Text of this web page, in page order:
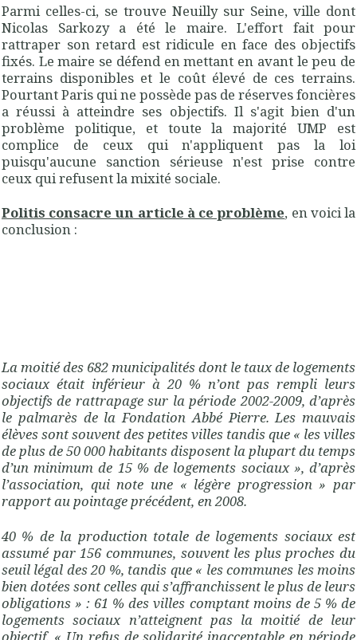
Parmi celles-ci, se trouve Neuilly sur Seine, ville dont
Nicolas Sarkozy a été le maire. L'effort fait pour
rattraper son retard est ridicule en face des objectifs
fixés. Le maire se défend en mettant en avant le peu de
terrains disponibles et le coût élevé de ces terrains.
Pourtant Paris qui ne possède pas de réserves foncières
a réussi à atteindre ses objectifs. Il s'agit bien d'un
problème politique, et toute la majorité UMP est
complice de ceux qui n'appliquent pas la loi
puisqu'aucune sanction sérieuse n'est prise contre
ceux qui refusent la mixité sociale.
Politis consacre un article à ce problème, en voici la
conclusion :
La moitié des 682 municipalités dont le taux de logements
sociaux était inférieur à 20 % n’ont pas rempli leurs
objectifs de rattrapage sur la période 2002-2009, d’après
le palmarès de la Fondation Abbé Pierre. Les mauvais
élèves sont souvent des petites villes tandis que « les villes
de plus de 50 000 habitants disposent la plupart du temps
d’un minimum de 15 % de logements sociaux », d’après
l’association, qui note une « légère progression » par
rapport au pointage précédent, en 2008.
40 % de la production totale de logements sociaux est
assumé par 156 communes, souvent les plus proches du
seuil légal des 20 %, tandis que « les communes les moins
bien dotées sont celles qui s’affranchissent le plus de leurs
obligations » : 61 % des villes comptant moins de 5 % de
logements sociaux n’atteignent pas la moitié de leur
objectif. « Un refus de solidarité inacceptable en période